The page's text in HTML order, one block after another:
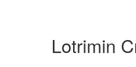
Lotrimin